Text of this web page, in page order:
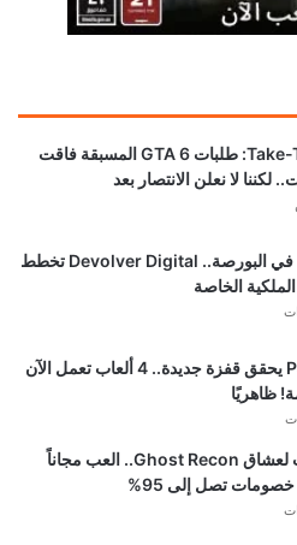
رئيس Take-Two: طلبات GTA 6 المسبقة فاقت
لكننا لا نعلن الانتصار بعد
بعد سنوات في البورصة.. Devolver Digital تخطط
الخاصة
محاكي PS5 يحقق قفزة جديدة.. 4 ألعاب تعمل الآن
ظاهريًا
أفضل وقت لعشاق Ghost Recon.. العب مجاناً
خصومات تصل إلى 95%